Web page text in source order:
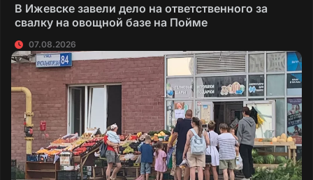
В Ижевске завели дело на ответственного за
свалку на овощной базе на Пойме
07.08.2026